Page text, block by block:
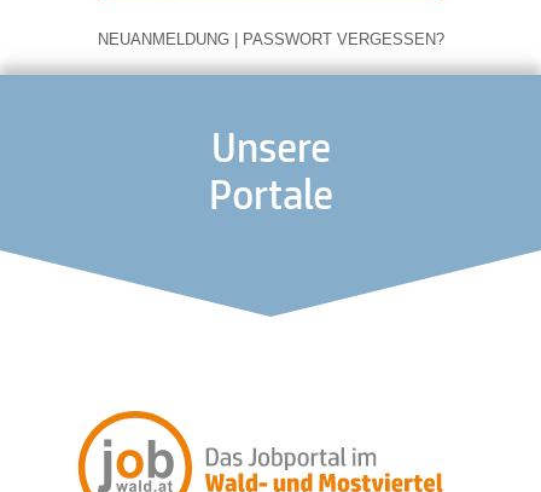
NEUANMELDUNG | PASSWORT VERGESSEN?
Unsere
Portale